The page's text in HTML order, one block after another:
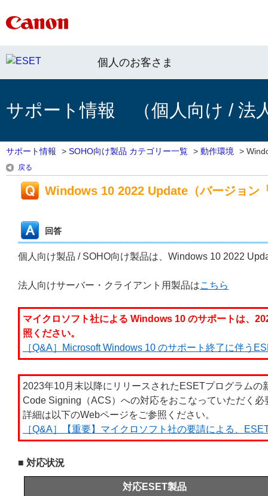
個人のお客さま
サポート情報 （個人向け / 法
サポート情報 > SOHO向け製品 カテゴリー一覧 > 動作環境 >
戻る
Windows 10 2022 Update（バージョン
回答
個人向け製品 / SOHO向け製品は、Windows 10 2022
法人向けサーバー・クライアント用製品はこちら
マイクロソフト社による Windows 10 のサポートは、
照ください。
［Q&A］Microsoft Windows 10 のサポート終了に伴う
2023年10月末以降にリリースされたESETプログラム
Code Signing（ACS）への対応をおこなっていただく必
詳細は以下のWebページをご参照ください。
［Q&A］【重要】マイクロソフト社の要請による、
■ 対応状況
対応ESET製品